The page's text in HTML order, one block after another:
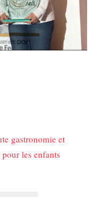
gastronomie et
les enfants